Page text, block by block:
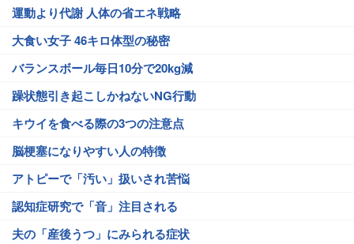
運動より代謝 人体の省エネ戦略
大食い女子 46キロ体型の秘密
バランスボール毎日10分で20kg減
躁状態引き起こしかねないNG行動
キウイを食べる際の3つの注意点
脳梗塞になりやすい人の特徴
アトピーで「汚い」扱いされ苦悩
認知症研究で「音」注目される
夫の「産後うつ」にみられる症状